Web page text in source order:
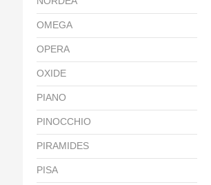
OMEGA
OPERA
OXIDE
PIANO
PINOCCHIO
PIRAMIDES
PISA